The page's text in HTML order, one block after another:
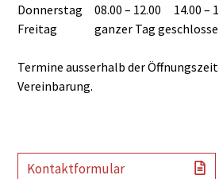
Donnerstag
08.00 – 12.00
14.00 –
Freitag
ganzer Tag
Termine ausserhalb der
Vereinbarung.
Kontaktformular